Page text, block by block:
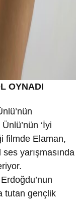
OYNADI
‘İyi
filmde Elaman,
yarışmasında
tutan gençlik